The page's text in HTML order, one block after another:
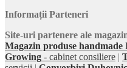
Informații Parteneri
Site-uri partenere ale
Magazin produse handmade
Growing - cabinet consiliere |